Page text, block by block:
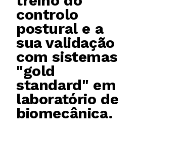
controlo
postural e a
sua validação
com sistemas
"gold
standard" em
laboratório de
biomecânica.